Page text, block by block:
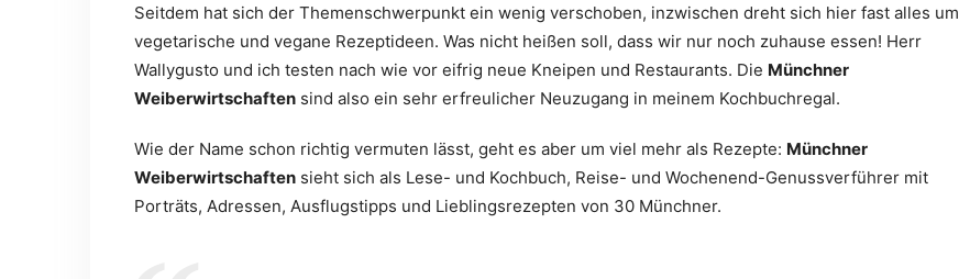
Seitdem hat sich der Themenschwerpunkt ein wenig verschoben, inzwischen dreht sich hier fast alles um
vegetarische und vegane Rezeptideen. Was nicht heißen soll, dass wir nur noch zuhause essen! Herr
Wallygusto und ich testen nach wie vor eifrig neue Kneipen und Restaurants. Die Münchner
Weiberwirtschaften sind also ein sehr erfreulicher Neuzugang in meinem Kochbuchregal.
Wie der Name schon richtig vermuten lässt, geht es aber um viel mehr als Rezepte: Münchner
Weiberwirtschaften sieht sich als Lese- und Kochbuch, Reise- und Wochenend-Genussverführer mit
Porträts, Adressen, Ausflugstipps und Lieblingsrezepten von 30 Münchner.